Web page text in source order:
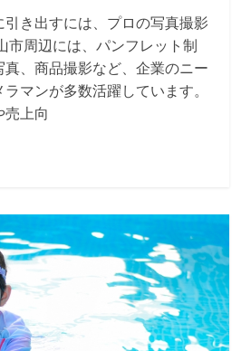
き出すには、プロの写真撮影
市周辺には、パンフレット制
、商品撮影など、企業のニー
マンが多数活躍しています。
上向